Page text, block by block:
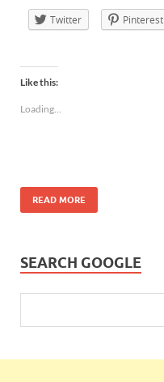
Twitter Pinterest
Like this:
Loading...
READ MORE
SEARCH GOOGLE